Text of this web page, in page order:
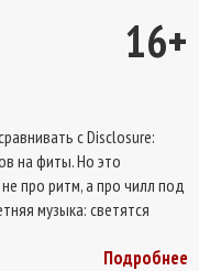
16+
с Disclosure:
на фиты. Но это
про ритм, а про чилл под
музыка: светятся
отечественного хауса
Подробнее